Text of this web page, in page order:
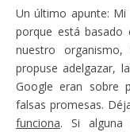
Un último apunte:
porque está
nuestro
propuse adelgazar,
Google eran sobre
falsas promesas.
funciona. Si alguna